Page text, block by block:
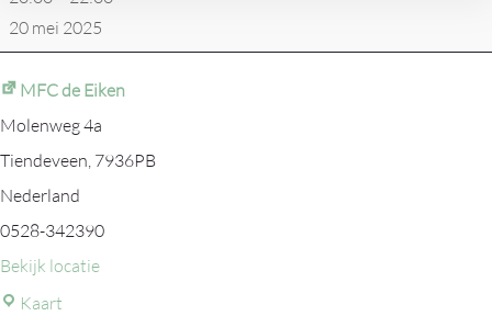
20 mei 2025
MFC de Eiken
Molenweg 4a
Tiendeveen, 7936PB
Nederland
0528-342390
Bekijk locatie
Kaart